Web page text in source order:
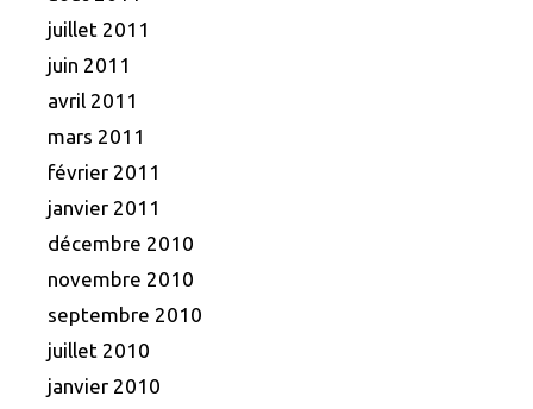
juillet 2011
juin 2011
avril 2011
mars 2011
février 2011
janvier 2011
décembre 2010
novembre 2010
septembre 2010
juillet 2010
janvier 2010